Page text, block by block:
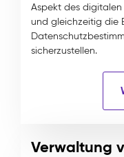
Aspekt des digitalen
und gleichzeitig die
sicherzustellen.
Verwaltung